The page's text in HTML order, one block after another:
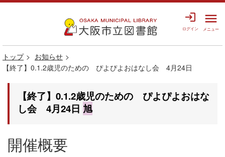
login
ログイン
menu
メニュー
トップ
お知らせ
【終了】0.1.2歳児のための ぴよぴよおはなし会 4月24日
【終了】0.1.2歳児のための ぴよぴよおはな
し会 4月24日 旭
開催概要